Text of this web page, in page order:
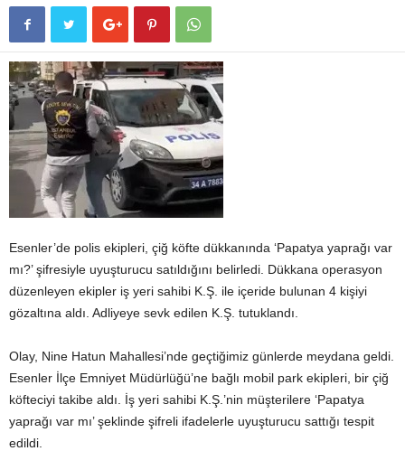
Esenler’de polis ekipleri, çiğ köfte dükkanında ‘Papatya yaprağı var
mı?’ şifresiyle uyuşturucu satıldığını belirledi. Dükkana operasyon
düzenleyen ekipler iş yeri sahibi K.Ş. ile içeride bulunan 4 kişiyi
gözaltına aldı. Adliyeye sevk edilen K.Ş. tutuklandı.
Olay, Nine Hatun Mahallesi’nde geçtiğimiz günlerde meydana geldi.
Esenler İlçe Emniyet Müdürlüğü’ne bağlı mobil park ekipleri, bir çiğ
köfteciyi takibe aldı. İş yeri sahibi K.Ş.’nin müşterilere ‘Papatya
yaprağı var mı’ şeklinde şifreli ifadelerle uyuşturucu sattığı tespit
edildi.